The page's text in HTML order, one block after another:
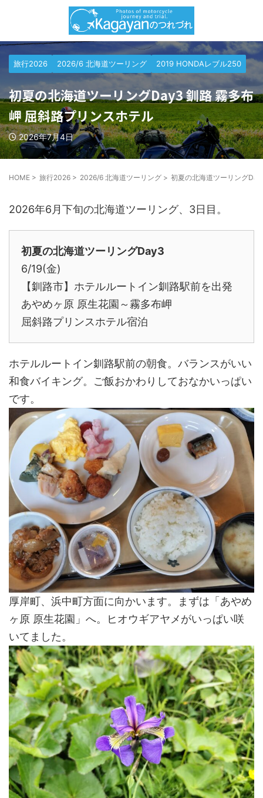
旅行2026 2026/6 北海道ツーリング 2019 HONDAレブル250
初夏の北海道ツーリングDay3 釧路 霧多布
岬 屈斜路プリンスホテル
2026年7月4日
HOME > 旅行2026 > 2026/6 北海道ツーリング > 初夏の北海道ツーリング
2026年6月下旬の北海道ツーリング、3日目。
初夏の北海道ツーリングDay3
6/19(金)
【釧路市】ホテルルートイン釧路駅前を出発
あやめヶ原 原生花園～霧多布岬
屈斜路プリンスホテル宿泊
ホテルルートイン釧路駅前の朝食。バランスがいい
和食バイキング。ご飯おかわりしておなかいっぱい
です。
厚岸町、浜中町方面に向かいます。まずは「あやめ
ヶ原 原生花園」へ。ヒオウギアヤメがいっぱい咲
いてました。